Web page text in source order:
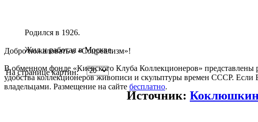
Родился в 1926.
Жил и работал в Москве.
На странице картин:
Источник:Коклюшкин
Добро пожаловать в «Соцреализм»!
В обменном фонде «Киевского Клуба Коллекционеров»
удобства коллекционеров живописи и скульптуры времен СССР. Если
владельцами. Размещение на сайте бесплатно.